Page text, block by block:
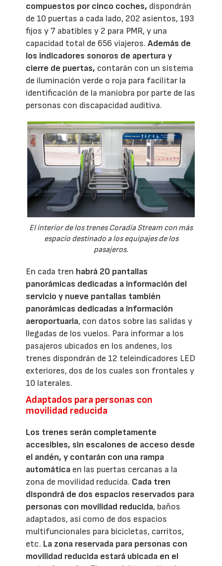
compuestos por cinco coches, dispondrán
de 10 puertas a cada lado, 202 asientos, 193
fijos y 7 abatibles y 2 para PMR, y una
capacidad total de 656 viajeros.Además de
los indicadores sonoros de apertura y
cierre de puertas, contarán con un sistema
de iluminación verde o roja para facilitar la
identificación de la maniobra por parte de las
personas con discapacidad auditiva.
El interior de los trenes Coradia Stream con más
espacio destinado a los equipajes de los
pasajeros.
En cada tren habrá 20 pantallas
panorámicas dedicadas a información del
servicio y nueve pantallas también
panorámicas dedicadas a información
aeroportuaria, con datos sobre las salidas y
llegadas de los vuelos. Para informar a los
pasajeros ubicados en los andenes, los
trenes dispondrán de 12 teleindicadores LED
exteriores, dos de los cuales son frontales y
10 laterales.
Adaptados para personas con
movilidad reducida
Los trenes serán completamente
accesibles, sin escalones de acceso desde
el andén, y contarán con una rampa
automática en las puertas cercanas a la
zona de movilidad reducida. Cada tren
dispondrá de dos espacios reservados para
personas con movilidad reducida, baños
adaptados, así como de dos espacios
multifuncionales para bicicletas, carritos,
etc. La zona reservada para personas con
movilidad reducida estará ubicada en el